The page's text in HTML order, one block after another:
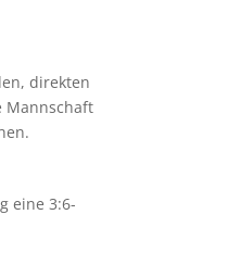
direkten
Mannschaft
eine 3:6-